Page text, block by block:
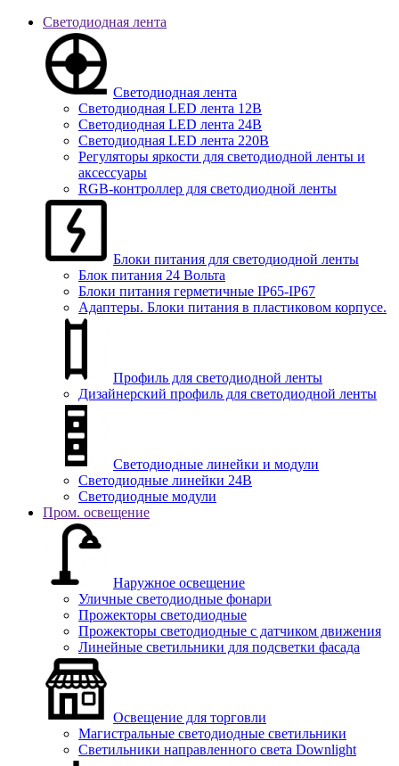
Светодиодная лента
Светодиодная лента
Светодиодная LED лента 12В
Светодиодная LED лента 24В
Светодиодная LED лента 220В
Регуляторы яркости для светодиодной ленты и
аксессуары
RGB-контроллер для светодиодной ленты
Блоки питания для светодиодной ленты
Блок питания 24 Вольта
Блоки питания герметичные IP65-IP67
Адаптеры. Блоки питания в пластиковом корпусе.
Профиль для светодиодной ленты
Дизайнерский профиль для светодиодной ленты
Светодиодные линейки и модули
Светодиодные линейки 24В
Светодиодные модули
Пром. освещение
Наружное освещение
Уличные светодиодные фонари
Прожекторы светодиодные
Прожекторы светодиодные с датчиком движения
Линейные светильники для подсветки фасада
Освещение для торговли
Магистральные светодиодные светильники
Светильники направленного света Downlight